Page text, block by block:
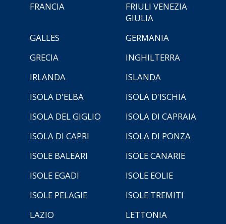
FRANCIA
FRIULI VENEZIA
GIULIA
GALLES
GERMANIA
GRECIA
INGHILTERRA
IRLANDA
ISLANDA
ISOLA D'ELBA
ISOLA D'ISCHIA
ISOLA DEL GIGLIO
ISOLA DI CAPRAIA
ISOLA DI CAPRI
ISOLA DI PONZA
ISOLE BALEARI
ISOLE CANARIE
ISOLE EGADI
ISOLE EOLIE
ISOLE PELAGIE
ISOLE TREMITI
LAZIO
LETTONIA